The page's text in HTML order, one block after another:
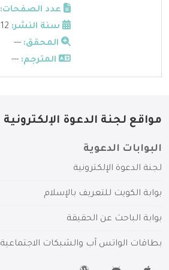
عدد الصفحات:
سنة النشر:
المحقق: ---
المترجم: ---
مواقع لجنة الدعوة الإلكترونية
البوابات الدعوية
لجنة الدعوة الإلكترونية
بوابة الكويت للتعريف بالإسلام
بوابة الباحث عن الحقيقة
بطاقات الواتس آب والشبكات الاجتماعية